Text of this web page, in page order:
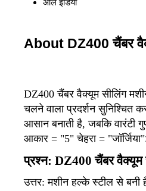
About DZ400 चैंबर
DZ400 चैंबर वैक्यूम सीलिंग
चलने वाला प्रदर्शन सुनिश्चित
आसान बनाती है, जबकि वारंटी
आकार = "5" चेहरा =
प्रश्न: DZ400 चैंबर वैक्यूम
उत्तर:मशीन हल्के स्टील से बनी